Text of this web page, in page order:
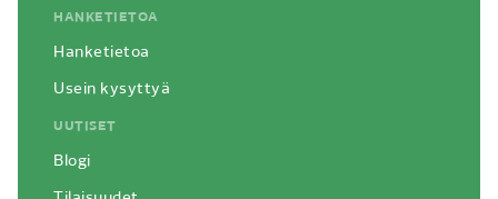
HANKETIETOA
Hanketietoa
Usein kysyttyä
UUTISET
Blogi